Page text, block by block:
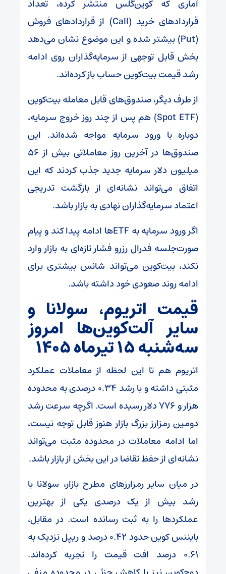
آماری که کوین‌گلس منتشر کرده، تعداد
قراردادهای خرید (Call) از قراردادهای فروش
(Put) بیشتر شده و این موضوع نشان می‌دهد
بخش قابل توجهی از سرمایه‌گذاران روی ادامه
رشد قیمت بیت‌کوین حساب باز کرده‌اند.
از طرف دیگر، صندوق‌های قابل معامله بیت‌کوین
(Spot ETF) هم پس از چند روز خروج سرمایه،
دوباره با ورود سرمایه مواجه شده‌اند. این
صندوق‌ها در آخرین روز معاملاتی بیش از ۵۶
میلیون دلار سرمایه جدید جذب کردند که این
اتفاق می‌تواند نشانه‌ای از بازگشت تدریجی
اعتماد سرمایه‌گذاران نهادی به بازار باشد.
اگر ورود سرمایه به ETFها ادامه پیدا کند و پیام
صورت‌جلسه فدرال رزرو فشار تازه‌ای به بازار وارد
نکند، بیت‌کوین می‌تواند شانس بیشتری برای
ادامه روند صعودی خود داشته باشد.
قیمت اتریوم، سولانا و
سایر آلت‌کوین‌ها امروز
سه‌شنبه ۱۵ تیرماه ۱۴۰۵
اتریوم هم تا این لحظه از معاملات عملکرد
مثبتی داشته و با رشد ۰.۳۴ درصدی به محدوده
هزار و ۷۷۶ دلار رسیده است. اگرچه سرعت رشد
دومین رمزارز بزرگ بازار هنوز قابل توجه نیست،
اما ادامه معاملات در محدوده مثبت می‌تواند
نشانه‌ای از حفظ تقاضا در این بخش از بازار باشد.
در میان سایر رمزارزهای مطرح بازار، سولانا با
رشد بیش از یک درصدی یکی از بهترین
عملکردها را به ثبت رسانده است. در مقابل،
بایننس کوین حدود ۰.۴۲ درصد و ریپل نزدیک به
۰.۶۱ درصد افت قیمت را تجربه کرده‌اند.